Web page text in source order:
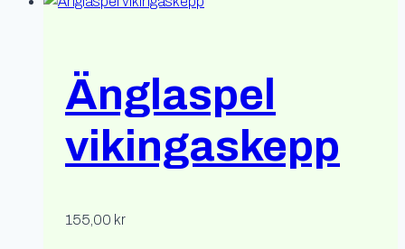
Änglaspel
vikingaskepp
155,00 kr